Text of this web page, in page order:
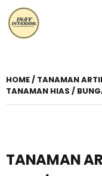
HOME/ TANAMAN
TANAMAN HIAS /
TANAMAN